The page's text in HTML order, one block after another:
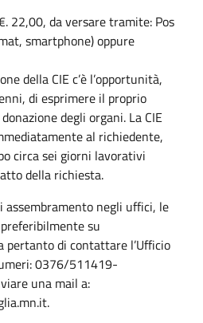
22,00, da versare tramite: Pos
smartphone) oppure
della CIE c’è l’opportunità,
di esprimere il proprio
degli organi. La CIE
al richiedente,
circa sei giorni lavorativi
della richiesta.
negli uffici, le
su
pertanto di contattare l’Ufficio
0376/511419-
una mail a: